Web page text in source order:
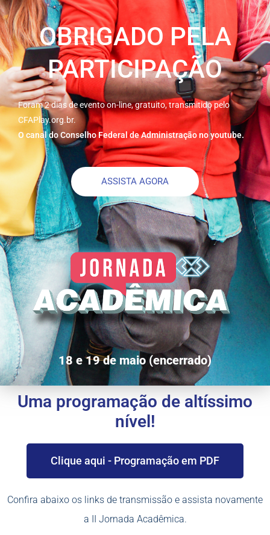
OBRIGADO PELA
PARTICIPAÇÃO
Foram 2 dias de evento on-line, gratuito, transmitido pelo
CFAPlay.org.br.
O canal do Conselho Federal de Administração no youtube.
ASSISTA AGORA
18 e 19 de maio (encerrado)
Uma programação de altíssimo
nível!
Clique aqui - Programação em PDF
Confira abaixo os links de transmissão e assista novamente
a II Jornada Acadêmica.